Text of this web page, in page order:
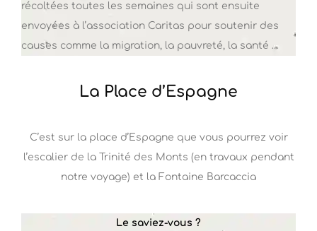
récoltées toutes les semaines qui sont ensuite
envoyées à l’association Caritas pour soutenir des
causes comme la migration, la pauvreté, la santé …
La Place d’Espagne
C’est sur la place d’Espagne que vous pourrez voir
l’escalier de la Trinité des Monts (en travaux pendant
notre voyage) et la Fontaine Barcaccia
Le saviez-vous ?